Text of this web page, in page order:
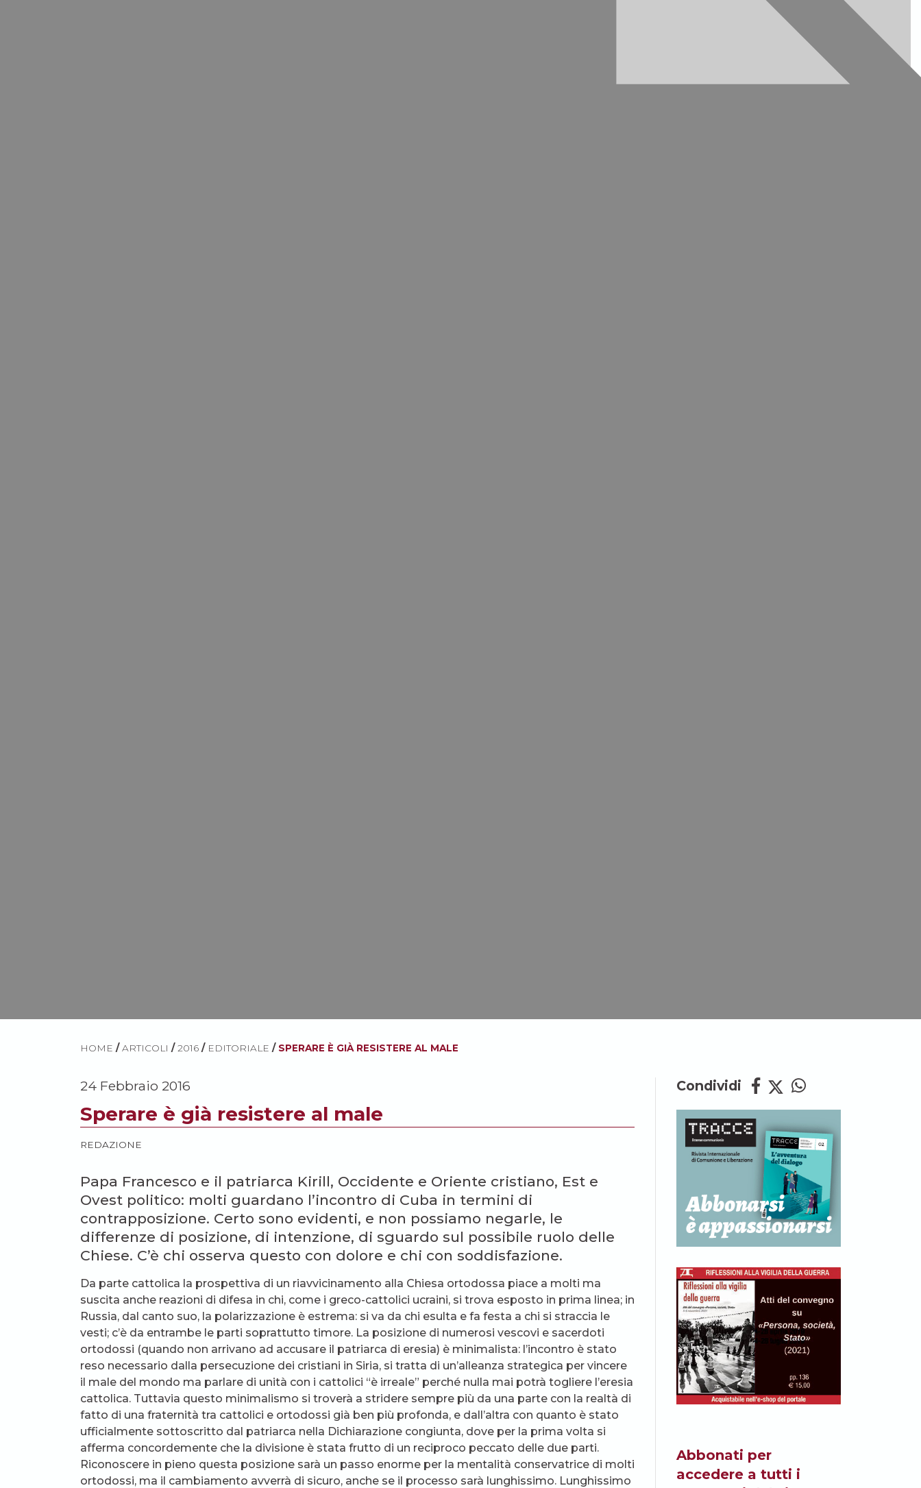
HOME / ARTICOLI / 2016 / EDITORIALE / SPERARE È GIÀ RESISTERE AL MALE
24 Febbraio 2016
Sperare è già resistere al male
REDAZIONE
Papa Francesco e il patriarca Kirill, Occidente e Oriente cristiano, Est e
Ovest politico: molti guardano l’incontro di Cuba in termini di
contrapposizione. Certo sono evidenti, e non possiamo negarle, le
differenze di posizione, di intenzione, di sguardo sul possibile ruolo delle
Chiese. C’è chi osserva questo con dolore e chi con soddisfazione.
Da parte cattolica la prospettiva di un riavvicinamento alla Chiesa ortodossa piace a molti ma
suscita anche reazioni di difesa in chi, come i greco-cattolici ucraini, si trova esposto in prima linea; in
Russia, dal canto suo, la polarizzazione è estrema: si va da chi esulta e fa festa a chi si straccia le
vesti; c’è da entrambe le parti soprattutto timore. La posizione di numerosi vescovi e sacerdoti
ortodossi (quando non arrivano ad accusare il patriarca di eresia) è minimalista: l’incontro è stato
reso necessario dalla persecuzione dei cristiani in Siria, si tratta di un’alleanza strategica per vincere
il male del mondo ma parlare di unità con i cattolici “è irreale” perché nulla mai potrà togliere l’eresia
cattolica. Tuttavia questo minimalismo si troverà a stridere sempre più da una parte con la realtà di
fatto di una fraternità tra cattolici e ortodossi già ben più profonda, e dall’altra con quanto è stato
ufficialmente sottoscritto dal patriarca nella Dichiarazione congiunta, dove per la prima volta si
afferma concordemente che la divisione è stata frutto di un reciproco peccato delle due parti.
Riconoscere in pieno questa posizione sarà un passo enorme per la mentalità conservatrice di molti
ortodossi, ma il cambiamento avverrà di sicuro, anche se il processo sarà lunghissimo. Lunghissimo
Condividi
Abbonati per
accedere a tutti i